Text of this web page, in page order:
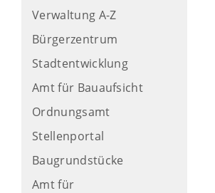
Verwaltung A-Z
Bürgerzentrum
Stadtentwicklung
Amt für Bauaufsicht
Ordnungsamt
Stellenportal
Baugrundstücke
Amt für